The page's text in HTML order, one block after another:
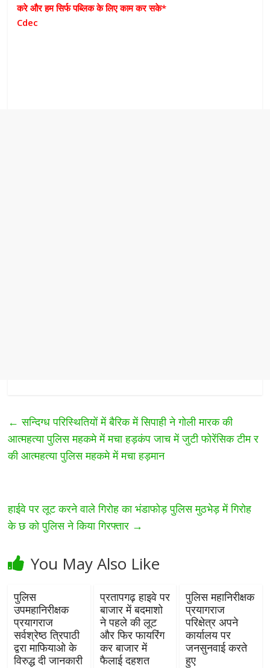
करे और हम सिर्फ पब्लिक के लिए काम कर सके*
Cdec
← सन्दिग्ध परिस्थितियों में बैरिक में सिपाही ने गोली मारक की
आत्महत्या पुलिस महकमे में मचा हड़कंप जाच में जुटी फोरेंसिक टीम र
की आत्महत्या पुलिस महकमे में मचा हड़मान
हाईवे पर लूट करने वाले गिरोह का भंडाफोड़ पुलिस मुठभेड़ में गिरोह
के छ को पुलिस ने किया गिरफ्तार →
You May Also Like
पुलिस
उपमहानिरीक्षक
प्रयागराज
सर्वश्रेष्ठ त्रिपाठी
द्वरा माफियाओ के
विरुद्ध दी जानकारी
प्रतापगढ़ हाइवे पर
बाजार में बदमाशो
ने पहले की लूट
और फिर फायरिंग
कर बाजार में
फैलाई दहशत
पुलिस महानिरीक्षक
प्रयागराज
परिक्षेत्र अपने
कार्यालय पर
जनसुनवाई करते
हुए